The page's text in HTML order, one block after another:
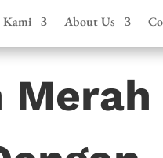
Kami About Us
Merah